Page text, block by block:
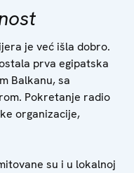
je već išla dobro.
prva egipatska
Balkanu, sa
Pokretanje radio
organizacije,
su i u lokalnoj